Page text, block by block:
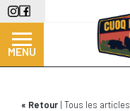
Aller
au
contenu
principal
MENU
Retour Tous les articles